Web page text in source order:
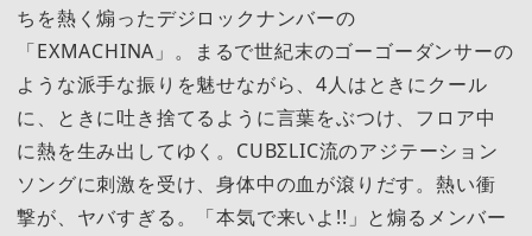
ちを熱く煽ったデジロックナンバーの
「EXMACHINA」。まるで世紀末のゴーゴーダンサーの
ような派手な振りを魅せながら、4人はときにクール
に、ときに吐き捨てるように言葉をぶつけ、フロア中
に熱を生み出してゆく。CUBΣLIC流のアジテーション
ソングに刺激を受け、身体中の血が滾りだす。熱い衝
撃が、ヤバすぎる。「本気で来いよ!!」と煽るメンバー